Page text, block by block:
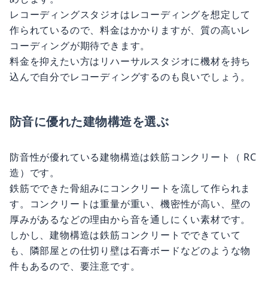
レコーディングスタジオはレコーディングを想定して
作られているので、料金はかかりますが、質の高いレ
コーディングが期待できます。
料金を抑えたい方はリハーサルスタジオに機材を持ち
込んで自分でレコーディングするのも良いでしょう。
防音に優れた建物構造を選ぶ
防音性が優れている建物構造は鉄筋コンクリート（ RC
造）です。
鉄筋でできた骨組みにコンクリートを流して作られま
す。コンクリートは重量が重い、機密性が高い、壁の
厚みがあるなどの理由から音を通しにくい素材です。
しかし、建物構造は鉄筋コンクリートでできていて
も、隣部屋との仕切り壁は石膏ボードなどのような物
件もあるので、要注意です。